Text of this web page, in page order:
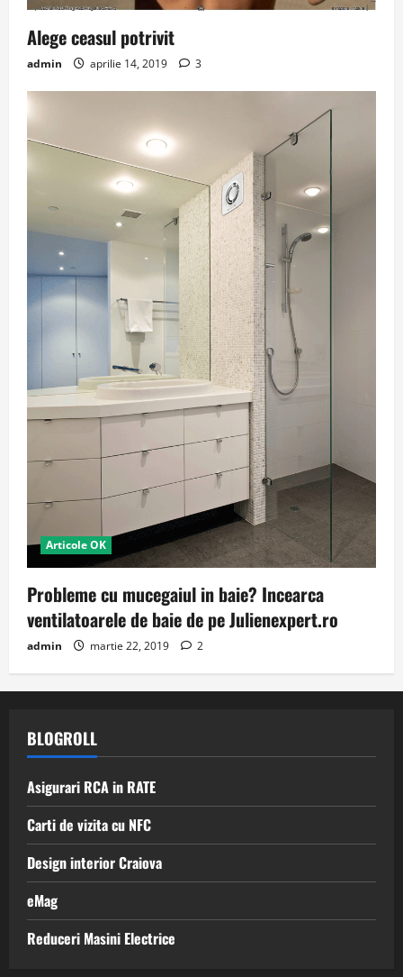
Alege ceasul potrivit
admin aprilie 14, 2019 3
Articole OK
Probleme cu mucegaiul in baie? Incearca
ventilatoarele de baie de pe Julienexpert.ro
admin martie 22, 2019 2
BLOGROLL
Asigurari RCA in RATE
Carti de vizita cu NFC
Design interior Craiova
eMag
Reduceri Masini Electrice